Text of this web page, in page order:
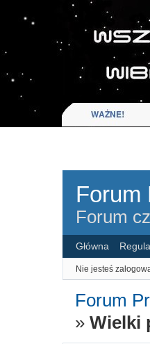
Forum
Forum
Główna
Nie jesteś
Forum
»Wielki